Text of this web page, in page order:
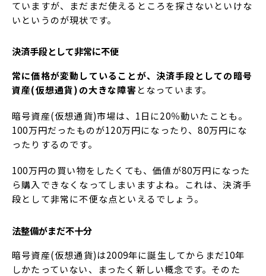
ていますが、まだまだ使えるところを探さないといけな
いというのが現状です。
決済手段として非常に不便
常に価格が変動していることが、決済手段としての暗号
資産(仮想通貨)の大きな障害 となっています。
暗号資産(仮想通貨)市場は、1日に20％動いたことも。
100万円だったものが120万円になったり、80万円にな
ったりするのです。
100万円の買い物をしたくても、価値が80万円になった
ら購入できなくなってしまいますよね。これは、決済手
段として非常に不便な点といえるでしょう。
法整備がまだ不十分
暗号資産(仮想通貨)は2009年に誕生してからまだ10年
しかたっていない、まったく新しい概念です。そのた